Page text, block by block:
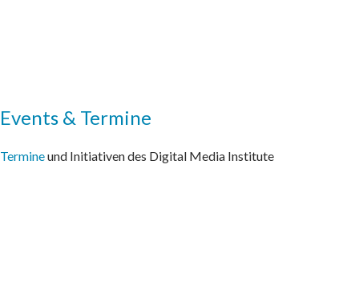
Events & Termine
Termineund Initiativen des Digital Media Institute